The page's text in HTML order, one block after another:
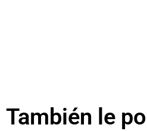
También le